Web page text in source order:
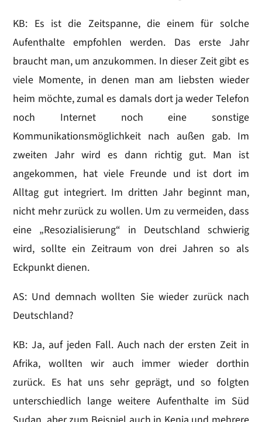
KB: Es ist die Zeitspanne, die einem für solche
Aufenthalte empfohlen werden. Das erste Jahr
braucht man, um anzukommen. In dieser Zeit gibt es
viele Momente, in denen man am liebsten wieder
heim möchte, zumal es damals dort ja weder Telefon
noch Internet noch eine sonstige
Kommunikationsmöglichkeit nach außen gab. Im
zweiten Jahr wird es dann richtig gut. Man ist
angekommen, hat viele Freunde und ist dort im
Alltag gut integriert. Im dritten Jahr beginnt man,
nicht mehr zurück zu wollen. Um zu vermeiden, dass
eine „Resozialisierung“ in Deutschland schwierig
wird, sollte ein Zeitraum von drei Jahren so als
Eckpunkt dienen.
AS: Und demnach wollten Sie wieder zurück nach
Deutschland?
KB: Ja, auf jeden Fall. Auch nach der ersten Zeit in
Afrika, wollten wir auch immer wieder dorthin
zurück. Es hat uns sehr geprägt, und so folgten
unterschiedlich lange weitere Aufenthalte im Süd